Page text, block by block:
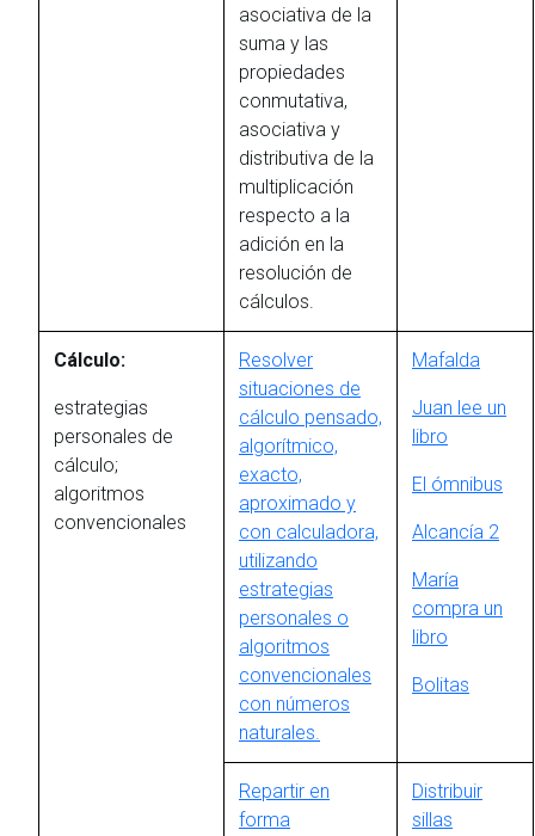
asociativa de la
suma y las
propiedades
conmutativa,
asociativa y
distributiva de la
multiplicación
respecto a la
adición en la
resolución de
cálculos.
Cálculo:
estrategias
personales de
cálculo;
algoritmos
convencionales
Resolver
situaciones de
cálculo pensado,
algorítmico,
exacto,
aproximado y
con calculadora,
utilizando
estrategias
personales o
algoritmos
convencionales
con números
naturales.
Mafalda
Juan lee un
libro
El ómnibus
Alcancía 2
María
compra un
libro
Bolitas
Repartir en
forma
Distribuir
sillas